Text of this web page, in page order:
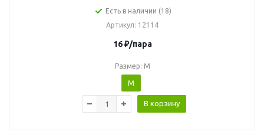
Есть в наличии (18)
Артикул: 12114
16₽/пара
Размер: M
M
В корзину